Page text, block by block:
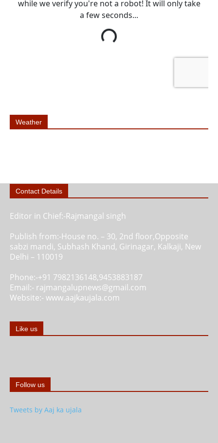
Weather
Contact Details
Editor in Chief:-Rajmangal singh
Publish from:-House no. – 30, 2nd floor,Opposite
sabzi mandi, Subhash Khand, Girinagar, Kalkaji, New
Delhi – 110019
Phone:-+91 7982136148,9453883187
Email:- rajmangalupnews@gmail.com
Website:- www.aajkaujala.com
Like us
Follow us
Tweets by Aaj ka ujala